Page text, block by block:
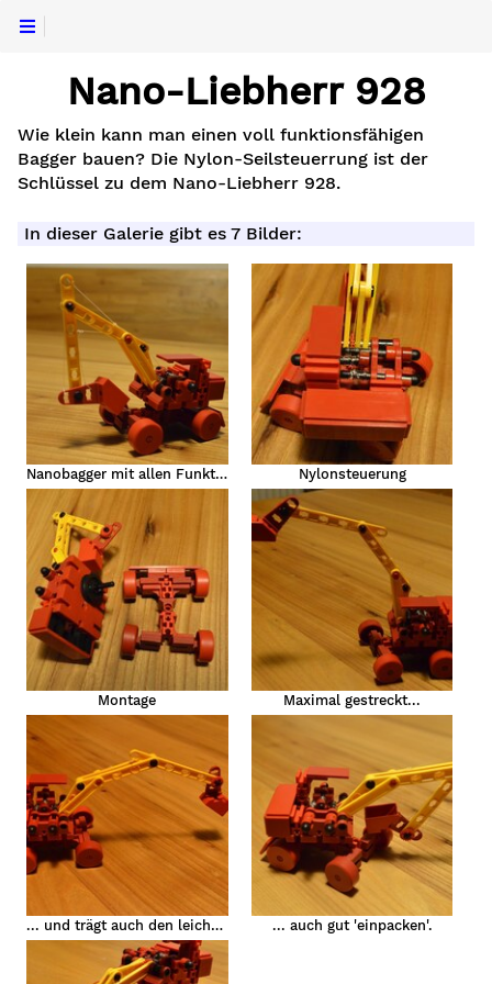
Nano-Liebherr 928
Wie klein kann man einen voll funktionsfähigen
Bagger bauen? Die Nylon-Seilsteuerrung ist der
Schlüssel zu dem Nano-Liebherr 928.
In dieser Galerie gibt es 7 Bilder:
Nanobagger mit allen Funktionen Nylonsteuerung
Montage Maximal gestreckt...
... und trägt auch den leichten Arm. ... auch gut 'einpacken'.